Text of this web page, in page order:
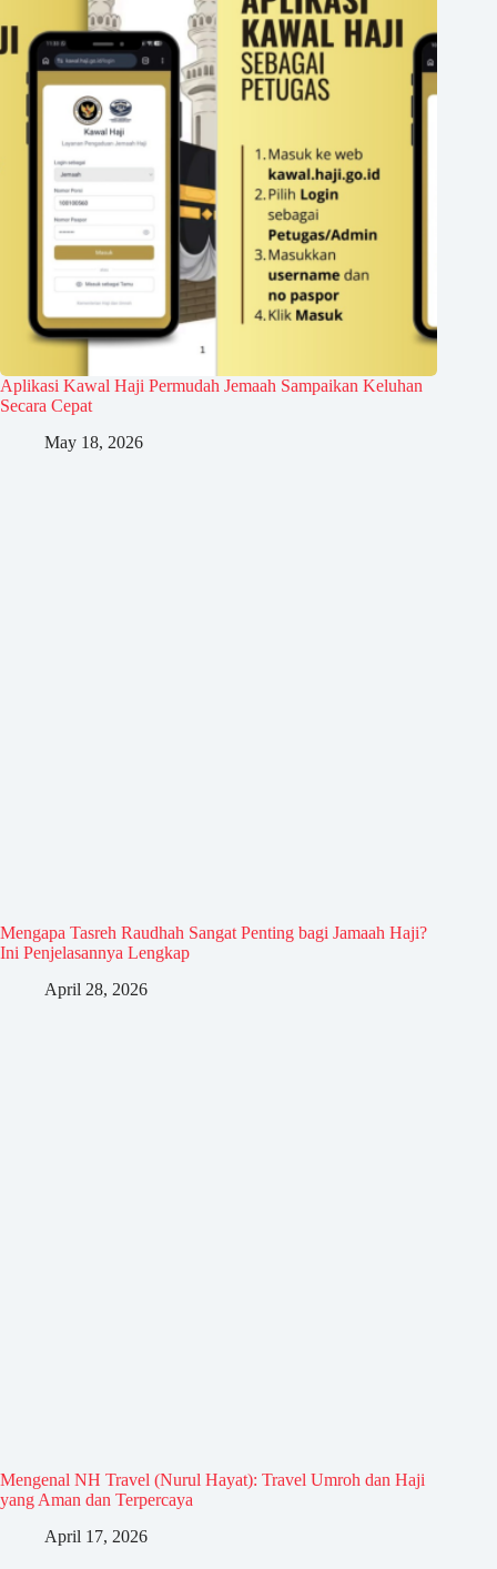
Aplikasi Kawal Haji Permudah Jemaah Sampaikan Keluhan
Secara Cepat
May 18, 2026
Mengapa Tasreh Raudhah Sangat Penting bagi Jamaah Haji?
Ini Penjelasannya Lengkap
April 28, 2026
Mengenal NH Travel (Nurul Hayat): Travel Umroh dan Haji
yang Aman dan Terpercaya
April 17, 2026